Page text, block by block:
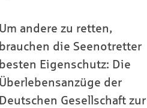
Um andere zu retten,
brauchen die Seenotretter
besten Eigenschutz: Die
Überlebensanzüge der
Deutschen Gesellschaft zur